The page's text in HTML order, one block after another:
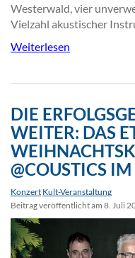
Westerwald, vier
Vielzahl akustischer
Weiterlesen
DIE
WEITER: DAS
@COUSTICS
Konzert Kult-Veranstaltung
Beitrag veröffentlicht am 8. Juli